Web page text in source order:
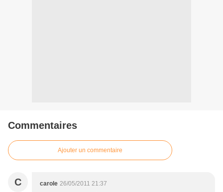
Commentaires
Ajouter un commentaire
C carole 26/05/2011 21:37